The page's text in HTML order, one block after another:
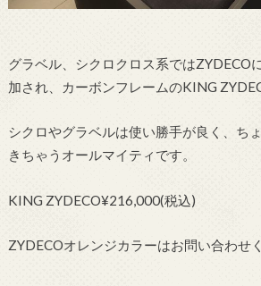
グラベル、シクロクロス系ではZYDECO
加され、カーボンフレームのKING
シクロやグラベルは使い勝手が良く、ち
きちゃうオールマイティです。
KING ZYDECO¥216,000(税込)
ZYDECOオレンジカラーはお問い合わせ